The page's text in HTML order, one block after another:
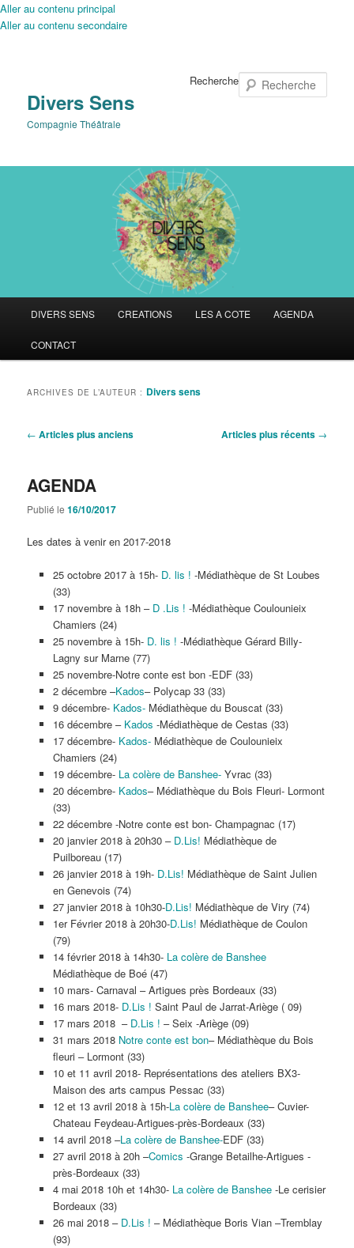
Aller au contenu principal
Aller au contenu secondaire
Divers Sens
Compagnie Théâtrale
Recherche
principal
DIVERS SENS CREATIONS LES A COTE AGENDA
CONTACT
ARCHIVES DE L’AUTEUR : Divers sens
Navigation
← Articles plus anciens Articles plus récents →
AGENDA
Publié le16/10/2017
Les dates à venir en 2017-2018
25 octobre 2017 à 15h- D. lis ! -Médiathèque de St Loubes
(33)
17 novembre à 18h – D .Lis ! -Médiathèque Coulounieix
Chamiers (24)
25 novembre à 15h- D. lis ! -Médiathèque Gérard Billy-
Lagny sur Marne (77)
25 novembre-Notre conte est bon -EDF (33)
2 décembre –Kados– Polycap 33 (33)
9 décembre- Kados-Médiathèque du Bouscat (33)
16 décembre –Kados -Médiathèque de Cestas (33)
17 décembre- Kados-Médiathèque de Coulounieix
Chamiers (24)
19 décembre- La colère de Banshee-Yvrac (33)
20 décembre-Kados– Médiathèque du Bois Fleuri- Lormont
(33)
22 décembre -Notre conte est bon- Champagnac (17)
20 janvier 2018 à 20h30 – D.Lis! Médiathèque de
Puilboreau (17)
26 janvier 2018 à 19h- D.Lis! Médiathèque de Saint Julien
en Genevois (74)
27 janvier 2018 à 10h30-D.Lis! Médiathèque de Viry (74)
1er Février 2018 à 20h30-D.Lis! Médiathèque de Coulon
(79)
14 février 2018 à 14h30- La colère de Banshee
Médiathèque de Boé (47)
10 mars- Carnaval – Artigues près Bordeaux (33)
16 mars 2018- D.Lis ! Saint Paul de Jarrat-Ariège ( 09)
17 mars 2018 – D.Lis ! – Seix -Ariège (09)
31 mars 2018 Notre conte est bon– Médiathèque du Bois
fleuri – Lormont (33)
10 et 11 avril 2018- Représentations des ateliers BX3-
Maison des arts campus Pessac (33)
12 et 13 avril 2018 à 15h-La colère de Banshee– Cuvier-
Chateau Feydeau-Artigues-près-Bordeaux (33)
14 avril 2018 –La colère de Banshee-EDF (33)
27 avril 2018 à 20h –Comics -Grange Betailhe-Artigues -
près-Bordeaux (33)
4 mai 2018 10h et 14h30- La colère de Banshee -Le cerisier
Bordeaux (33)
26 mai 2018 – D.Lis ! – Médiathèque Boris Vian –Tremblay
(93)